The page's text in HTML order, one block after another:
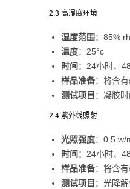
2.3 高湿度环境
湿度范围 ：85%
温度：25°c
时间 ：24小时、
样品准备：将含
测试项目 ：凝胶
2.4 紫外线照射
光照强度：0.5 w/
时间 ：24小时、
样品准备：将含
测试项目 ：光降